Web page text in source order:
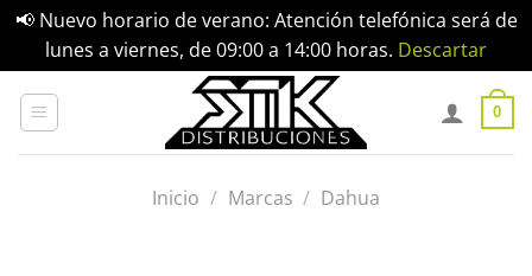
📢 Nuevo horario de verano: Atención telefónica será de
lunes a viernes, de 09:00 a 14:00 horas. Descartar
0
Inicio / Marcas / Dahua